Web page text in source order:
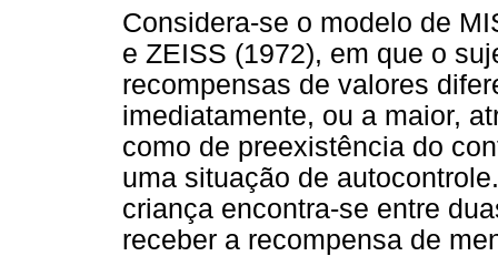
Considera-se o modelo de
e ZEISS (1972), em que o
recompensas de valores
imediatamente, ou a maior,
como de preexistência do
uma situação de
criança encontra-se entre
receber a recompensa de